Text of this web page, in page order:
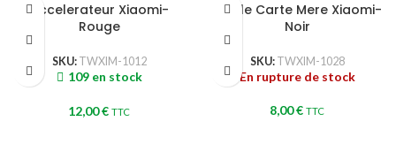
Accelerateur Xiaomi-
Rouge
SKU: TWXIM-1012
109 en stock
12,00€ TTC
Cable Carte Mere Xiaomi-
Noir
SKU: TWXIM-1028
En rupture de stock
8,00€ TTC